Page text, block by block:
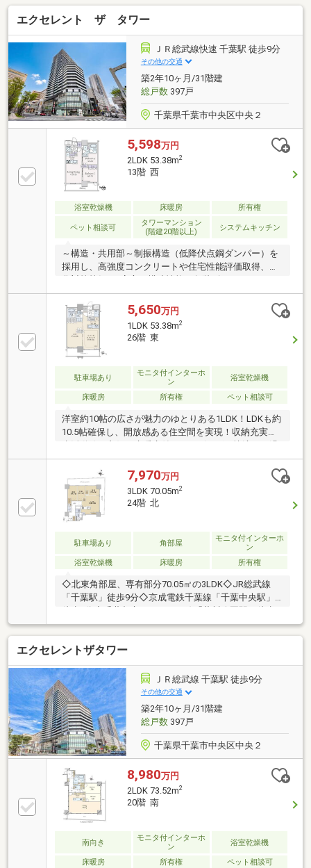
渡せる対面式キッチンや便利な食洗器付きで、家事や
家族との会話も快適◆開放的なオープンエアスペース
や広々ルーフバルコニーで外の空気も楽しめます！◆
大切なペットと一緒に暮らせる快適な住まいです（細
則有り）◆総戸数267戸の大規模マンションで管理体
制が安心◆外出中でも安心して荷物を受け取れる宅配
ボックス完備◆周辺環境良好で暮らしやすく、共用施
設も充実した快適な住まい＜担当 蓙谷＞
エクセレント ザ タワー
ＪＲ総武線快速 千葉駅 徒歩9分
その他の交通
築2年10ヶ月/31階建
総戸数397戸
千葉県千葉市中央区中央２
5,598万円
2LDK 53.38m2
13階 西
浴室乾燥機 床暖房 所有権
ペット相談可
タワーマンション
(階建20階以上)
システムキッチン
～構造・共用部～制振構造（低降伏点鋼ダンパー）を
採用し、高強度コンクリートや住宅性能評価取得、劣
ン、顔認証オートロックを含むトリプルセキュリテ
ィ、フィットネスルームなど共用設備も充実。～専有
部分・仕様～ガスコンロ未使用（食洗機・ディスポー
ザー付）、TES温水式床暖房、浴室暖房乾燥機付の低
床ユニットバスを採用。玄関・トイレ・洗面床はタイ
ルへ変更し、タンクレストイレ（自動開閉機能付）を
採用。キッチン・洗面はフィオレストーンへグレード
アップ、水栓や浴室照明も上位仕様。リビングにはエ
コカラット、アクセントクロスを施工しております。
5,650万円
1LDK 53.38m2
26階 東
駐車場あり
モニタ付インターホ
ン
浴室乾燥機
床暖房 所有権 ペット相談可
洋室約10帖の広さが魅力のゆとりある1LDK！LDKも約
10.5帖確保し、開放感ある住空間を実現！収納充実で
ごしいただけます！朝日が差し込む東向きで、明るさ
と清潔感のある室内が魅力です！
7,970万円
3LDK 70.05m2
24階 北
駐車場あり 角部屋
モニタ付インターホ
ン
浴室乾燥機
床暖房 所有権
◇北東角部屋、専有部分70.05㎡の3LDK◇JR総武線
「千葉駅」徒歩9分◇京成電鉄千葉線「千葉中央駅」
分◇ペット飼育可能（但し、管理規約による制限あ
り）～充実した設備・仕様～◎LDに床暖房 ◎ディス
ポーザー ◎食器洗浄乾燥機◎浄水器一体型水栓 ◎
浴室暖房乾燥機 ◎オートバス◎車寄せ ◎24時間セ
キュリティ ◎宅配ボックス ◎24時間ゴミ出し可
エクセレントザタワー
ＪＲ総武線 千葉駅 徒歩9分
その他の交通
築2年10ヶ月/31階建
総戸数397戸
千葉県千葉市中央区中央２
8,980万円
2LDK 73.52m2
20階 南
南向き
モニタ付インターホ
ン
浴室乾燥機
床暖房 所有権 ペット相談可